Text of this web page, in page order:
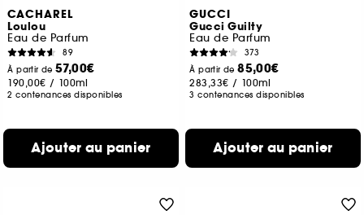
CACHAREL
Loulou
Eau de Parfum
89
À partir de57,00€
190,00€ / 100ml
2 contenances disponibles
Ajouter au panier
GUCCI
Gucci Guilty
Eau de Parfum
373
À partir de85,00€
283,33€ / 100ml
3 contenances disponibles
Ajouter au panier